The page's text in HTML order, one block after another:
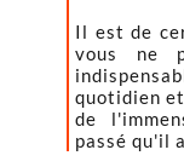
Il est de
vous ne
quotidien
de
passé qu'il